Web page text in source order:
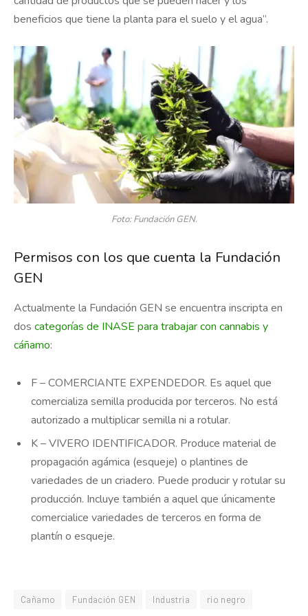
beneficios que tiene la planta para el suelo y el agua”.
Foto: Fundación GEN.
Permisos con los que cuenta la Fundación
GEN
Actualmente la Fundación GEN se encuentra inscripta en
dos categorías de INASE para trabajar con cannabis y
cáñamo:
F – COMERCIANTE EXPENDEDOR. Es aquel que
comercializa semilla producida por terceros. No está
autorizado a multiplicar semilla ni a rotular.
K – VIVERO IDENTIFICADOR. Produce material de
propagación agámica (esqueje) o plantines de
variedades de un criadero. Puede producir y rotular su
producción. Incluye también a aquel que únicamente
comercialice variedades de terceros en forma de
plantín o esqueje.
Cañamo Fundación GEN Industria rio negro